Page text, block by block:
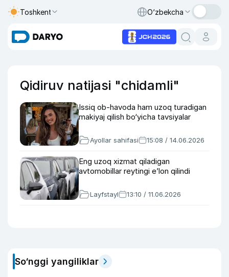
Toshkent O‘zbekcha
Qidiruv natijasi "chidamli"
Issiq ob-havoda ham uzoq turadigan
makiyaj qilish bo‘yicha tavsiyalar
Ayollar sahifasi 15:08 / 14.06.2026
Eng uzoq xizmat qiladigan
avtomobillar reytingi e’lon qilindi
Layfstayl 13:10 / 11.06.2026
So‘nggi yangiliklar